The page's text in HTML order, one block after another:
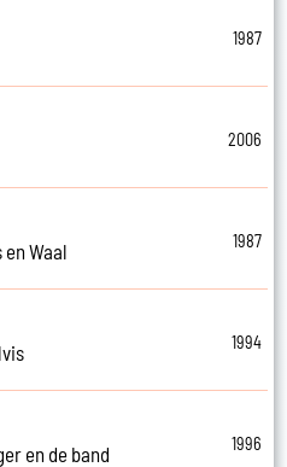
1987
2006
en Waal
1987
1994
en de band
1996